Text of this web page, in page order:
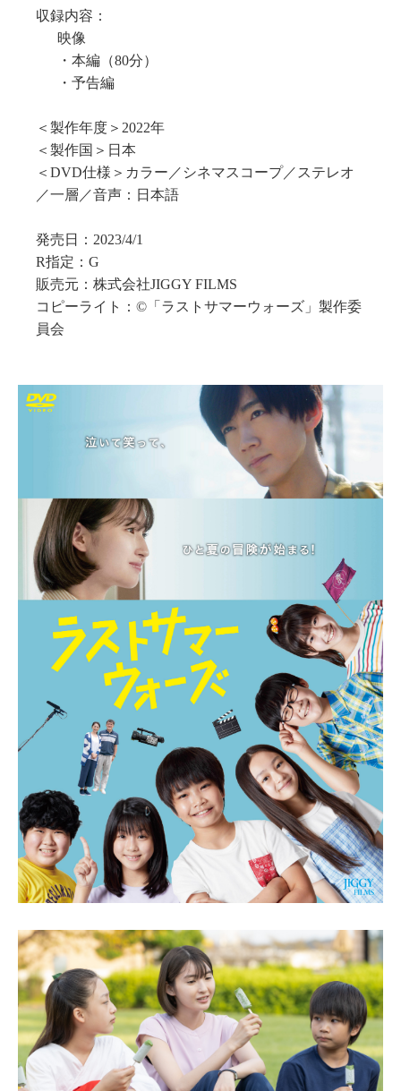
収録内容：
映像
・本編（80分）
・予告編
＜製作年度＞2022年
＜製作国＞日本
＜DVD仕様＞カラー／シネマスコープ／ステレオ
／一層／音声：日本語
発売日：2023/4/1
R指定：G
販売元：株式会社JIGGY FILMS
コピーライト：©「ラストサマーウォーズ」製作委
員会